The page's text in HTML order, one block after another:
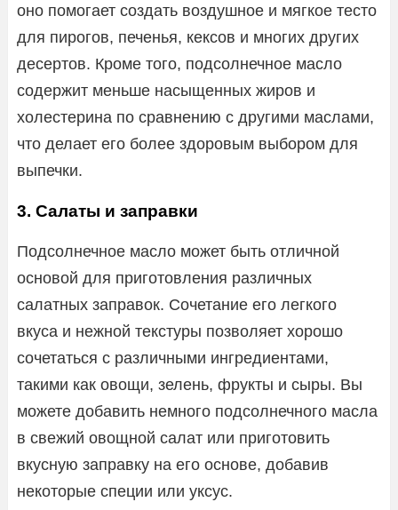
оно помогает создать воздушное и мягкое тесто
для пирогов, печенья, кексов и многих других
десертов. Кроме того, подсолнечное масло
содержит меньше насыщенных жиров и
холестерина по сравнению с другими маслами,
что делает его более здоровым выбором для
выпечки.
3. Салаты и заправки
Подсолнечное масло может быть отличной
основой для приготовления различных
салатных заправок. Сочетание его легкого
вкуса и нежной текстуры позволяет хорошо
сочетаться с различными ингредиентами,
такими как овощи, зелень, фрукты и сыры. Вы
можете добавить немного подсолнечного масла
в свежий овощной салат или приготовить
вкусную заправку на его основе, добавив
некоторые специи или уксус.